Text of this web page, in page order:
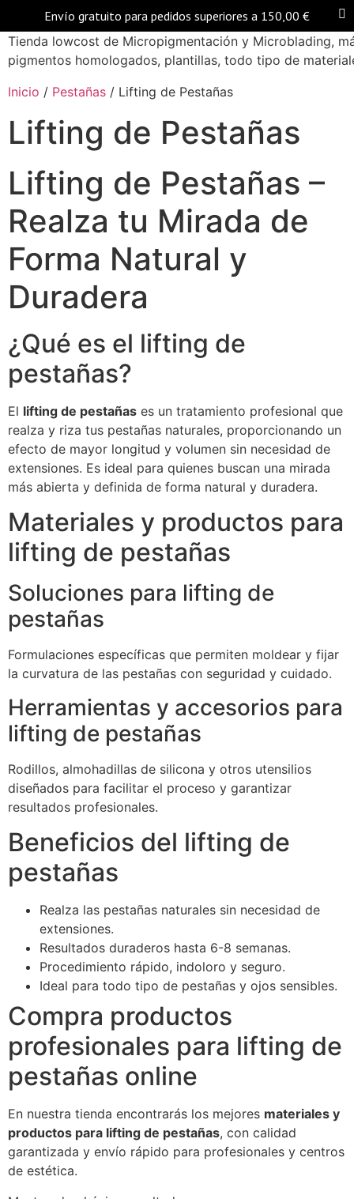
Tienda lowcost de Micropigmentación y Microblading,
pigmentos homologados, plantillas, todo tipo de
Inicio / Pestañas / Lifting de Pestañas
Lifting de Pestañas
Lifting de Pestañas –
Realza tu Mirada de
Forma Natural y
Duradera
¿Qué es el lifting de
pestañas?
El lifting de pestañas es un tratamiento profesional que
realza y riza tus pestañas naturales, proporcionando un
efecto de mayor longitud y volumen sin necesidad de
extensiones. Es ideal para quienes buscan una mirada
más abierta y definida de forma natural y duradera.
Materiales y productos para
lifting de pestañas
Soluciones para lifting de
pestañas
Formulaciones específicas que permiten moldear y fijar
la curvatura de las pestañas con seguridad y cuidado.
Herramientas y accesorios para
lifting de pestañas
Rodillos, almohadillas de silicona y otros utensilios
diseñados para facilitar el proceso y garantizar
resultados profesionales.
Beneficios del lifting de
pestañas
Realza las pestañas naturales sin necesidad de
extensiones.
Resultados duraderos hasta 6-8 semanas.
Procedimiento rápido, indoloro y seguro.
Ideal para todo tipo de pestañas y ojos sensibles.
Compra productos
profesionales para lifting de
pestañas online
En nuestra tienda encontrarás los mejores materiales y
productos para lifting de pestañas, con calidad
garantizada y envío rápido para profesionales y centros
de estética.
Envío gratuito para pedidos superiores a 150,00 €